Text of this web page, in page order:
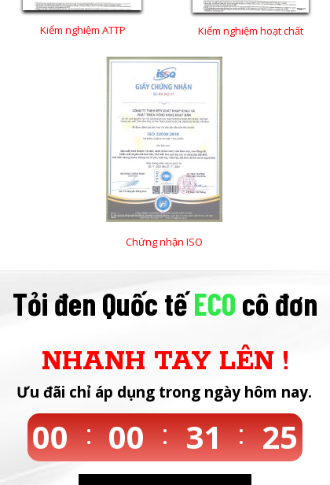
Kiểm nghiệm hoạt chất
Kiểm nghiệm ATTP
Chứng nhận ISO
NHANH TAY LÊN !
Ưu đãi chỉ áp dụng trong ngày hôm nay.
00 00 31 24
: : :
Tỏi đen Quốc tếECO cô đơn